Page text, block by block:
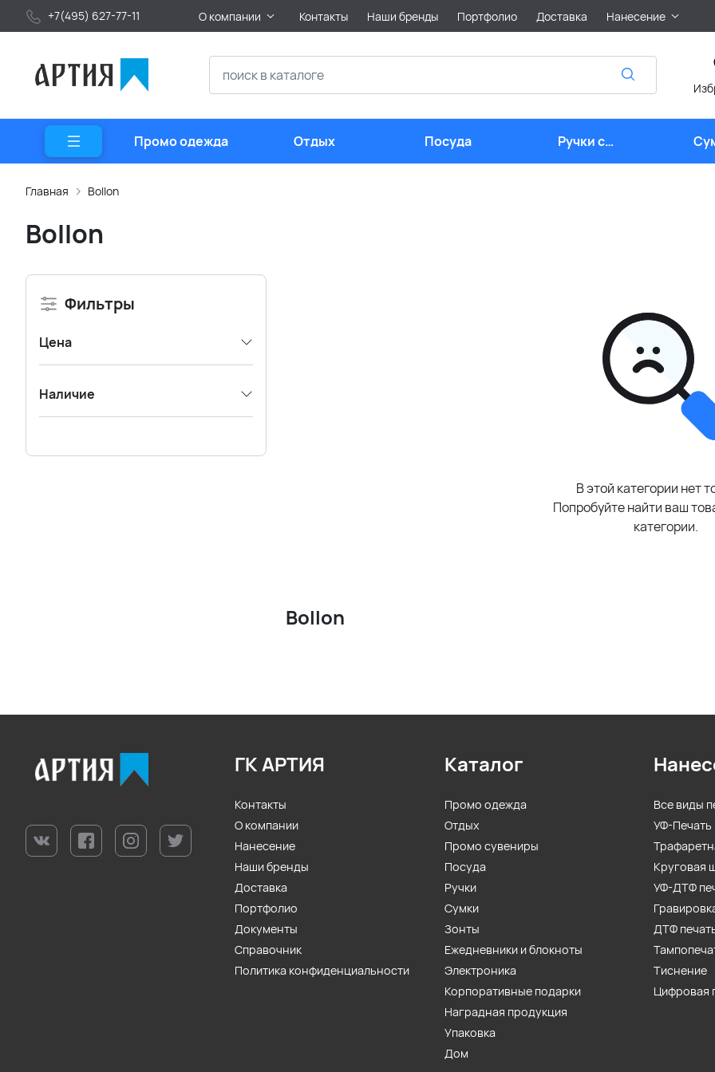
+7(495) 627-77-11 О компании Контакты Наши бренды Портфолио Доставка Нанесение
Промо одежда Отдых Посуда
Ручки с
логотипом
Главная Bollon
Bollon
Фильтры
Цена
Наличие
В этой категории нет
Попробуйте найти ваш
категории.
Bollon
ГК АРТИЯ
Контакты
О компании
Нанесение
Наши бренды
Доставка
Портфолио
Документы
Справочник
Политика конфиденциальности
Каталог
Промо одежда
Отдых
Промо сувениры
Посуда
Ручки
Сумки
Зонты
Ежедневники и блокноты
Электроника
Корпоративные подарки
Наградная продукция
Упаковка
Дом
Все виды
УФ-Печать
Круговая
УФ-ДТФ
ДТФ
Тиснение
Цифровая